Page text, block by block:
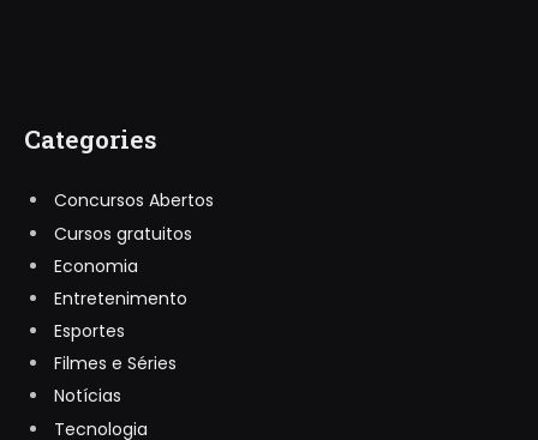
Categories
Concursos Abertos
Cursos gratuitos
Economia
Entretenimento
Esportes
Filmes e Séries
Notícias
Tecnologia